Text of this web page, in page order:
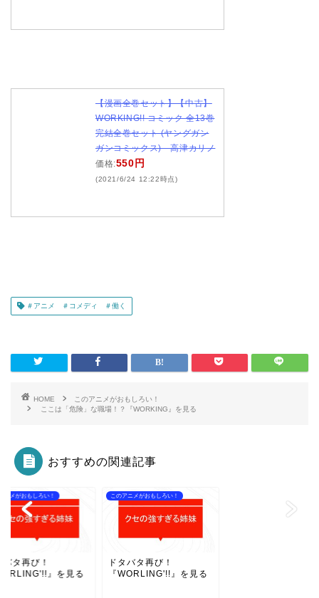
【漫画全巻セット】【中古】
WORKING!! コミック 全13巻
完結全巻セット (ヤングガン
ガンコミックス) 高津カリノ
価格:550円
(2021/6/24 12:22時点)
＃アニメ ＃コメディ ＃働く
HOME
このアニメがおもしろい！
ここは「危険」な職場！？『WORKING』を見る
おすすめの関連記事
ニメがおもしろい！
バタ再び！
』を見る
このアニメがおもしろい！
ドタバタ再び！
『WORLING'!!』を見る